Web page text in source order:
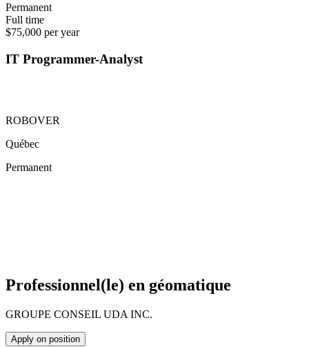
Permanent
Full time
$75,000 per year
IT Programmer-Analyst
ROBOVER
Québec
Permanent
Professionnel(le) en géomatique
GROUPE CONSEIL UDA INC.
Apply on position